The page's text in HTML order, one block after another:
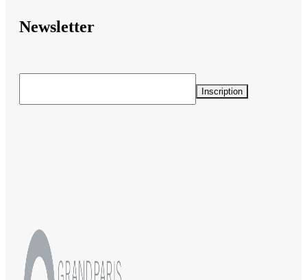
Newsletter